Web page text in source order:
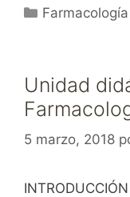
Categorías
Farmacología
Unidad
5 marzo, 2018